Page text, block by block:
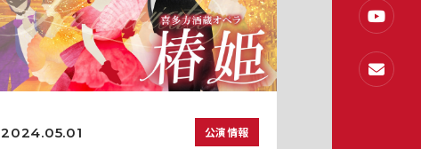
2024.05.01 公演情報